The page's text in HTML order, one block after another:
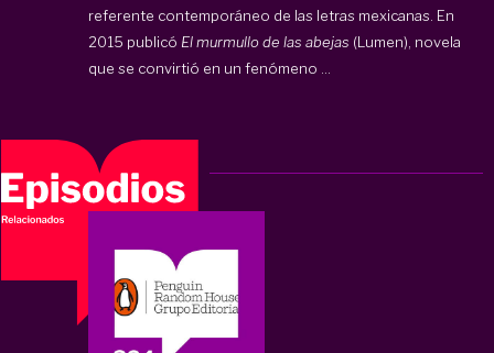
referente contemporáneo de las letras mexicanas. En
2015 publicó El murmullo de las abejas (Lumen), novela
que se convirtió en un fenómeno ...